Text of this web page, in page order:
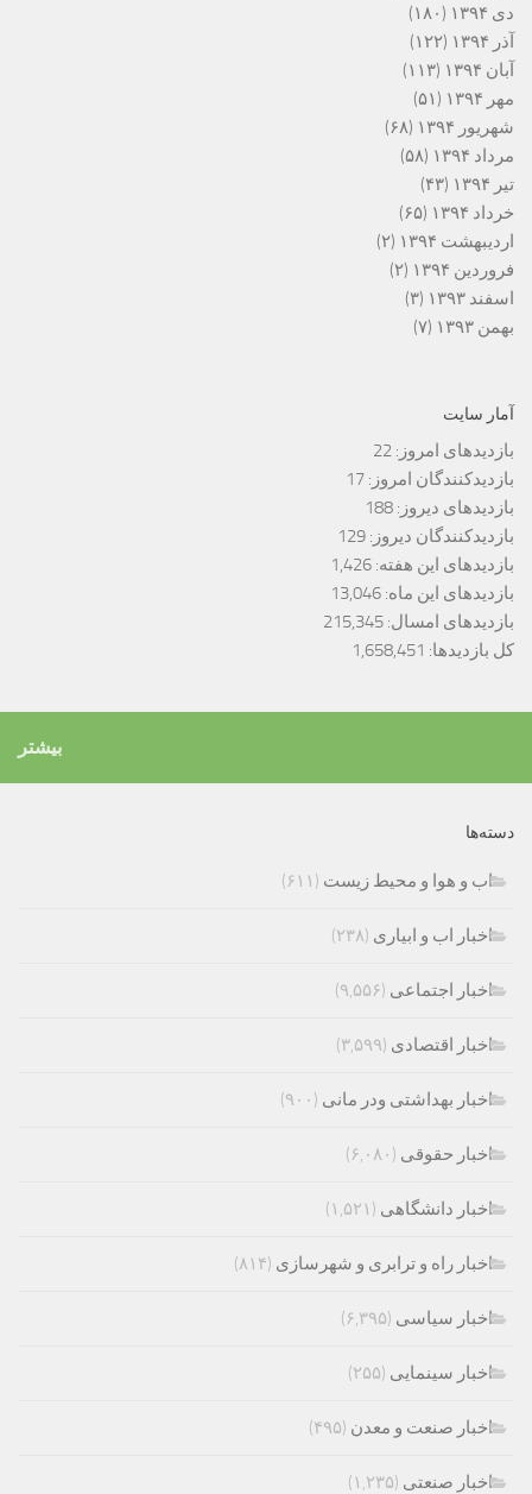
دی ۱۳۹۴
(۱۸۰)
آذر ۱۳۹۴
(۱۲۲)
آبان ۱۳۹۴
(۱۱۳)
مهر ۱۳۹۴
(۵۱)
شهریور ۱۳۹۴
(۶۸)
مرداد ۱۳۹۴
(۵۸)
تیر ۱۳۹۴
(۴۳)
خرداد ۱۳۹۴
(۶۵)
اردیبهشت ۱۳۹۴
(۲)
فروردین ۱۳۹۴
(۲)
اسفند ۱۳۹۳
(۳)
بهمن ۱۳۹۳
(۷)
آمار سایت
بازدیدهای امروز: 22
بازدیدکنندگان امروز: 17
بازدیدهای دیروز: 188
بازدیدکنندگان دیروز: 129
بازدیدهای این هفته: 1,426
بازدیدهای این ماه: 13,046
بازدیدهای امسال: 215,345
کل بازدیدها: 1,658,451
بیشتر
دسته‌ها
اب و هوا و محیط زیست (۶۱۱)
اخبار اب و ابیاری (۲۳۸)
اخبار اجتماعی (۹,۵۵۶)
اخبار اقتصادی (۳,۵۹۹)
اخبار بهداشتی ودر مانی (۹۰۰)
اخبار حقوقی (۶,۰۸۰)
اخبار دانشگاهی (۱,۵۲۱)
اخبار راه و ترابری و شهرسازی (۸۱۴)
اخبار سیاسی (۶,۳۹۵)
اخبار سینمایی (۲۵۵)
اخبار صنعت و معدن (۴۹۵)
اخبار صنعتی (۱,۲۳۵)